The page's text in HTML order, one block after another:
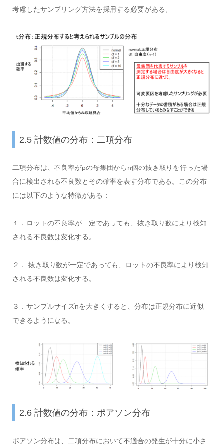
考慮したサンプリング方法を採用する必要がある。
2.5 計数値の分布：二項分布
二項分布は、不良率がpの母集団からn個の抜き取りを行った場
合に検出される不良数とその確率を表す分布である。この分布
には以下のような特徴がある：
１．ロットの不良率が一定であっても、抜き取り数により検知
される不良数は変化する。
２． 抜き取り数が一定であっても、ロットの不良率により検知
される不良数は変化する。
３．サンプルサイズnを大きくすると、分布は正規分布に近似
できるようになる。
2.6 計数値の分布：ポアソン分布
ポアソン分布は、二項分布において不適合の発生が十分に小さ